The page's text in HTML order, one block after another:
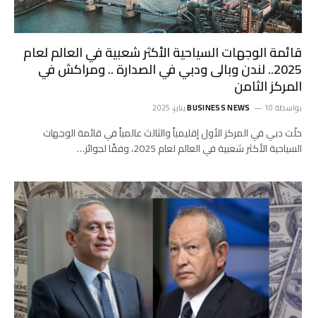
قائمة الوجهات السياحية الأكثر شعبية في العالم لعام
2025.. لندن وبالى ودبي في الصدارة .. ومراكش في
المركز الثامن
بواسطة BUSINESS NEWS 10 يناير، 2025
حلّت دبي في المركز الأول إقليمياً والثالث عالمياً في قائمة الوجهات
السياحية الأكثر شعبية في العالم لعام 2025، وفقًا لجوائز…